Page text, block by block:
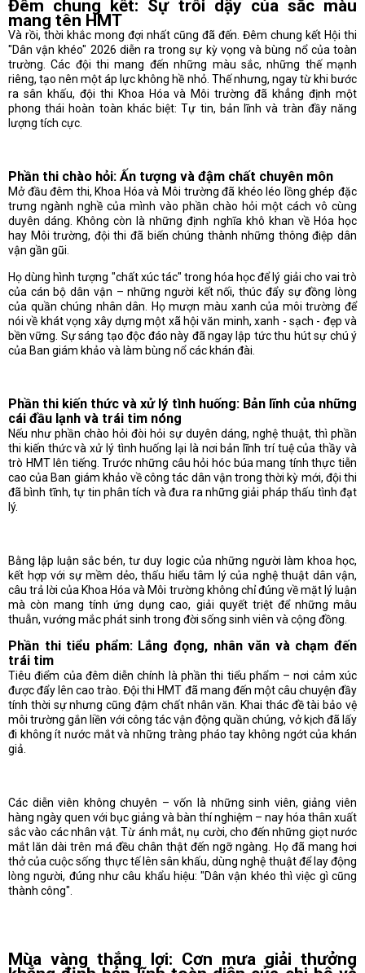
Đêm chung kết: Sự trỗi dậy của sắc màu
mang tên HMT
Và rồi, thời khắc mong đợi nhất cũng đã đến. Đêm chung kết Hội thi
"Dân vận khéo" 2026 diễn ra trong sự kỳ vọng và bùng nổ của toàn
trường. Các đội thi mang đến những màu sắc, những thế mạnh
riêng, tạo nên một áp lực không hề nhỏ. Thế nhưng, ngay từ khi bước
ra sân khấu, đội thi Khoa Hóa và Môi trường đã khẳng định một
phong thái hoàn toàn khác biệt: Tự tin, bản lĩnh và tràn đầy năng
lượng tích cực.
Phần thi chào hỏi: Ấn tượng và đậm chất chuyên môn
Mở đầu đêm thi, Khoa Hóa và Môi trường đã khéo léo lồng ghép đặc
trưng ngành nghề của mình vào phần chào hỏi một cách vô cùng
duyên dáng. Không còn là những định nghĩa khô khan về Hóa học
hay Môi trường, đội thi đã biến chúng thành những thông điệp dân
vận gần gũi.
Họ dùng hình tượng "chất xúc tác" trong hóa học để lý giải cho vai trò
của cán bộ dân vận – những người kết nối, thúc đẩy sự đồng lòng
của quần chúng nhân dân. Họ mượn màu xanh của môi trường để
nói về khát vọng xây dựng một xã hội văn minh, xanh - sạch - đẹp và
bền vững. Sự sáng tạo độc đáo này đã ngay lập tức thu hút sự chú ý
của Ban giám khảo và làm bùng nổ các khán đài.
Phần thi kiến thức và xử lý tình huống: Bản lĩnh của những
cái đầu lạnh và trái tim nóng
Nếu như phần chào hỏi đòi hỏi sự duyên dáng, nghệ thuật, thì phần
thi kiến thức và xử lý tình huống lại là nơi bản lĩnh trí tuệ của thầy và
trò HMT lên tiếng. Trước những câu hỏi hóc búa mang tính thực tiễn
cao của Ban giám khảo về công tác dân vận trong thời kỳ mới, đội thi
đã bình tĩnh, tự tin phân tích và đưa ra những giải pháp thấu tình đạt
lý.
Bằng lập luận sắc bén, tư duy logic của những người làm khoa học,
kết hợp với sự mềm dẻo, thấu hiểu tâm lý của nghệ thuật dân vận,
câu trả lời của Khoa Hóa và Môi trường không chỉ đúng về mặt lý luận
mà còn mang tính ứng dụng cao, giải quyết triệt để những mâu
thuẫn, vướng mắc phát sinh trong đời sống sinh viên và cộng đồng.
Phần thi tiểu phẩm: Lắng đọng, nhân văn và chạm đến
trái tim
Tiêu điểm của đêm diễn chính là phần thi tiểu phẩm – nơi cảm xúc
được đẩy lên cao trào. Đội thi HMT đã mang đến một câu chuyện đầy
tính thời sự nhưng cũng đậm chất nhân văn. Khai thác đề tài bảo vệ
môi trường gắn liền với công tác vận động quần chúng, vở kịch đã lấy
đi không ít nước mắt và những tràng pháo tay không ngớt của khán
giả.
Các diễn viên không chuyên – vốn là những sinh viên, giảng viên
hàng ngày quen với bục giảng và bàn thí nghiệm – nay hóa thân xuất
sắc vào các nhân vật. Từ ánh mắt, nụ cười, cho đến những giọt nước
mắt lăn dài trên má đều chân thật đến ngỡ ngàng. Họ đã mang hơi
thở của cuộc sống thực tế lên sân khấu, dùng nghệ thuật để lay động
lòng người, đúng như câu khẩu hiệu: "Dân vận khéo thì việc gì cũng
thành công".
Mùa vàng thắng lợi: Cơn mưa giải thưởng